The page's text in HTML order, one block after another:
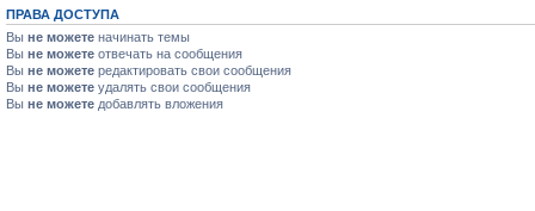
ПРАВА ДОСТУПА
Вы не можете начинать темы
Вы не можете отвечать на сообщения
Вы не можете редактировать свои сообщения
Вы не можете удалять свои сообщения
Вы не можете добавлять вложения